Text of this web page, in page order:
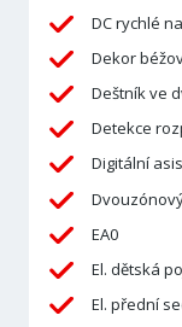
DC rychlé
Dekor
Deštník ve
Detekce
Digitální
EA0
El. dětská
El. přední